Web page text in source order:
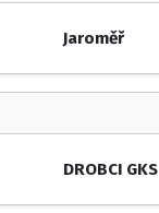
Jaroměř
DROBCI GKS